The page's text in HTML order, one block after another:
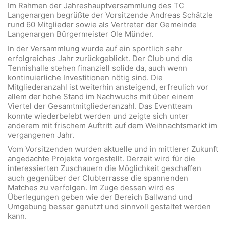
Im Rahmen der Jahreshauptversammlung des TC
Langenargen begrüßte der Vorsitzende Andreas Schätzle
rund 60 Mitglieder sowie als Vertreter der Gemeinde
Langenargen Bürgermeister Ole Münder.
In der Versammlung wurde auf ein sportlich sehr
erfolgreiches Jahr zurückgeblickt. Der Club und die
Tennishalle stehen finanziell solide da, auch wenn
kontinuierliche Investitionen nötig sind. Die
Mitgliederanzahl ist weiterhin ansteigend, erfreulich vor
allem der hohe Stand im Nachwuchs mit über einem
Viertel der Gesamtmitgliederanzahl. Das Eventteam
konnte wiederbelebt werden und zeigte sich unter
anderem mit frischem Auftritt auf dem Weihnachtsmarkt im
vergangenen Jahr.
Vom Vorsitzenden wurden aktuelle und in mittlerer Zukunft
angedachte Projekte vorgestellt. Derzeit wird für die
interessierten Zuschauern die Möglichkeit geschaffen
auch gegenüber der Clubterrasse die spannenden
Matches zu verfolgen. Im Zuge dessen wird es
Überlegungen geben wie der Bereich Ballwand und
Umgebung besser genutzt und sinnvoll gestaltet werden
kann.